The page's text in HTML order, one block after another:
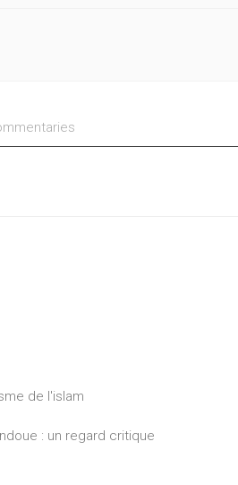
de l'islam
: un regard critique